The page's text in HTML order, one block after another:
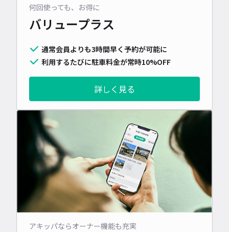
何回使っても、お得に
バリュープラス
通常会員よりも3時間早く予約が可能に
利用するたびに駐車料金が常時10%OFF
詳しく見る
アキッパならオーナー機能も充実